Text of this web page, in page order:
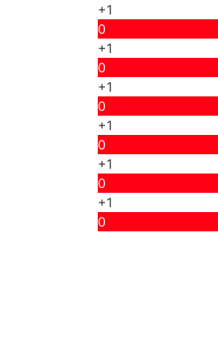
+1
0
+1
0
+1
0
+1
0
+1
0
+1
0